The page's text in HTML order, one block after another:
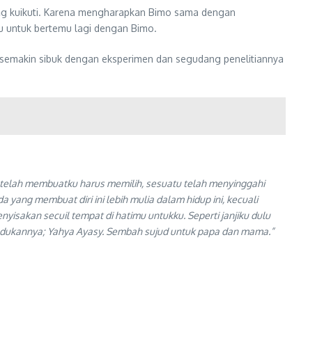
kuikuti. Karena mengharapkan Bimo sama dengan
untuk bertemu lagi dengan Bimo.
sibuk dengan eksperimen dan segudang penelitiannya
membuatku harus memilih, sesuatu telah menyinggahi
yang membuat diri ini lebih mulia dalam hidup ini, kecuali
secuil tempat di hatimu untukku. Seperti janjiku dulu
Yahya Ayasy. Sembah sujud untuk papa dan mama.”